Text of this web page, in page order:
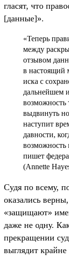
гласят, что
[данные]».
«Теперь
между
отзывом
в настоящий
иска с
дальнейшем
возможность
выдвинуть
наступит
давности,
возможность
пишет
(Annette
Судя по всему,
оказались
«защищают»
даже не одну.
прекращении
выглядит